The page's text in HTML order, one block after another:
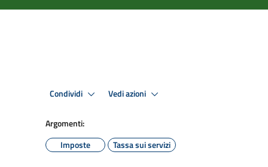
Condividi Vedi azioni
Argomenti:
Imposte
Tassa sui servizi